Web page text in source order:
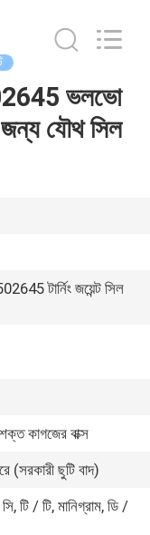
ভলভো
যৌথ সিল
টার্নিং জয়েন্ট সিল
কাগজের বাক্স
(সরকারী ছুটি বাদ)
টি / টি, মানিগ্রাম, ডি /